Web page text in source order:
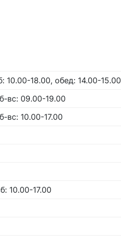
10.00-18.00, обед: 14.00-15.00
вс: 09.00-19.00
вс: 10.00-17.00
10.00-17.00